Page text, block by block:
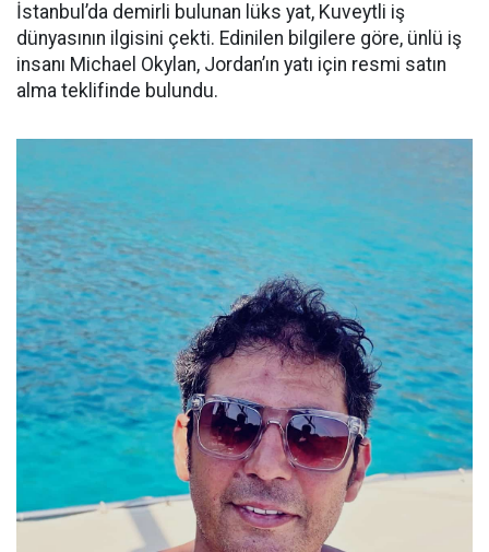
İstanbul’da demirli bulunan lüks yat, Kuveytli iş
dünyasının ilgisini çekti. Edinilen bilgilere göre, ünlü iş
insanı Michael Okylan, Jordan’ın yatı için resmi satın
alma teklifinde bulundu.